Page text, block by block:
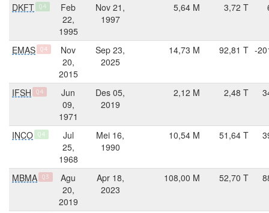
DKFT Q4
Feb
22,
1995
Nov 21,
1997
5,64 M 3,72 T
EMAS Q4
Nov
20,
2015
Sep 23,
2025
14,73 M 92,81 T -
IFSH Q4
Jun
09,
1971
Des 05,
2019
2,12 M 2,48 T
INCO Q4
Jul
25,
1968
Mei 16,
1990
10,54 M 51,64 T
MBMA Q3
Agu
20,
2019
Apr 18,
2023
108,00 M 52,70 T